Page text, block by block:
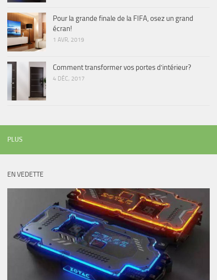
Pour la grande finale de la FIFA, osez un grand
écran!
1 AVR, 2019
Comment transformer vos portes d’intérieur?
4 DÉC, 2017
PLUS
EN VEDETTE